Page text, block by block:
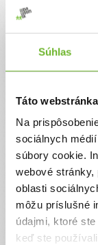
Súhlas
Táto
Na
sociálnych
súbory cookie.
webové
oblasti
môžu príslušné
údajmi, ktoré
keď ste
Pomôžte